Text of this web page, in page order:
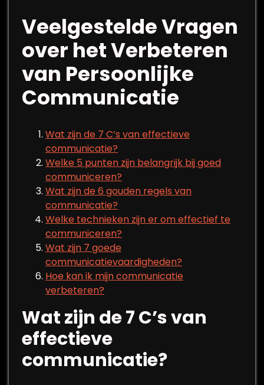
Veelgestelde Vragen
over het Verbeteren
van Persoonlijke
Communicatie
Wat zijn de 7 C’s van effectieve
communicatie?
Welke 5 punten zijn belangrijk bij goed
communiceren?
Wat zijn de 6 gouden regels van
communicatie?
Welke technieken zijn er om effectief te
communiceren?
Wat zijn 7 goede
communicatievaardigheden?
Hoe kan ik mijn communicatie
verbeteren?
Wat zijn de 7 C’s van
effectieve
communicatie?